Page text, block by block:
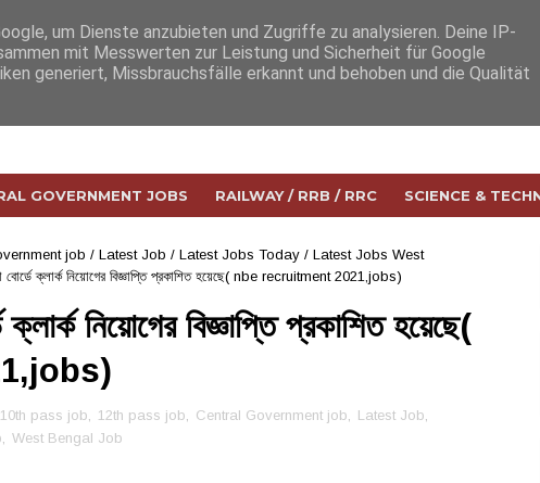
GOVERNMENT JOBS RAILWAY / RRB / RRC SCIENCE &
job / Latest Job / Latest Jobs Today/ Latest Jobs West
বোর্ডে ক্লার্ক নিয়োগের বিজ্ঞাপ্তি প্রকাশিত হয়েছে( nbe recruitment 2021,jobs)
ক্লার্ক নিয়োগের বিজ্ঞাপ্তি প্রকাশিত হয়েছে(
10th pass job, 12th pass job, Central Government job, Latest Job,
, West Bengal Job
um Dienste anzubieten und Zugriffe zu analysieren. Deine IP-
mit Messwerten zur Leistung und Sicherheit für Google
generiert, Missbrauchsfälle erkannt und behoben und die Qualität